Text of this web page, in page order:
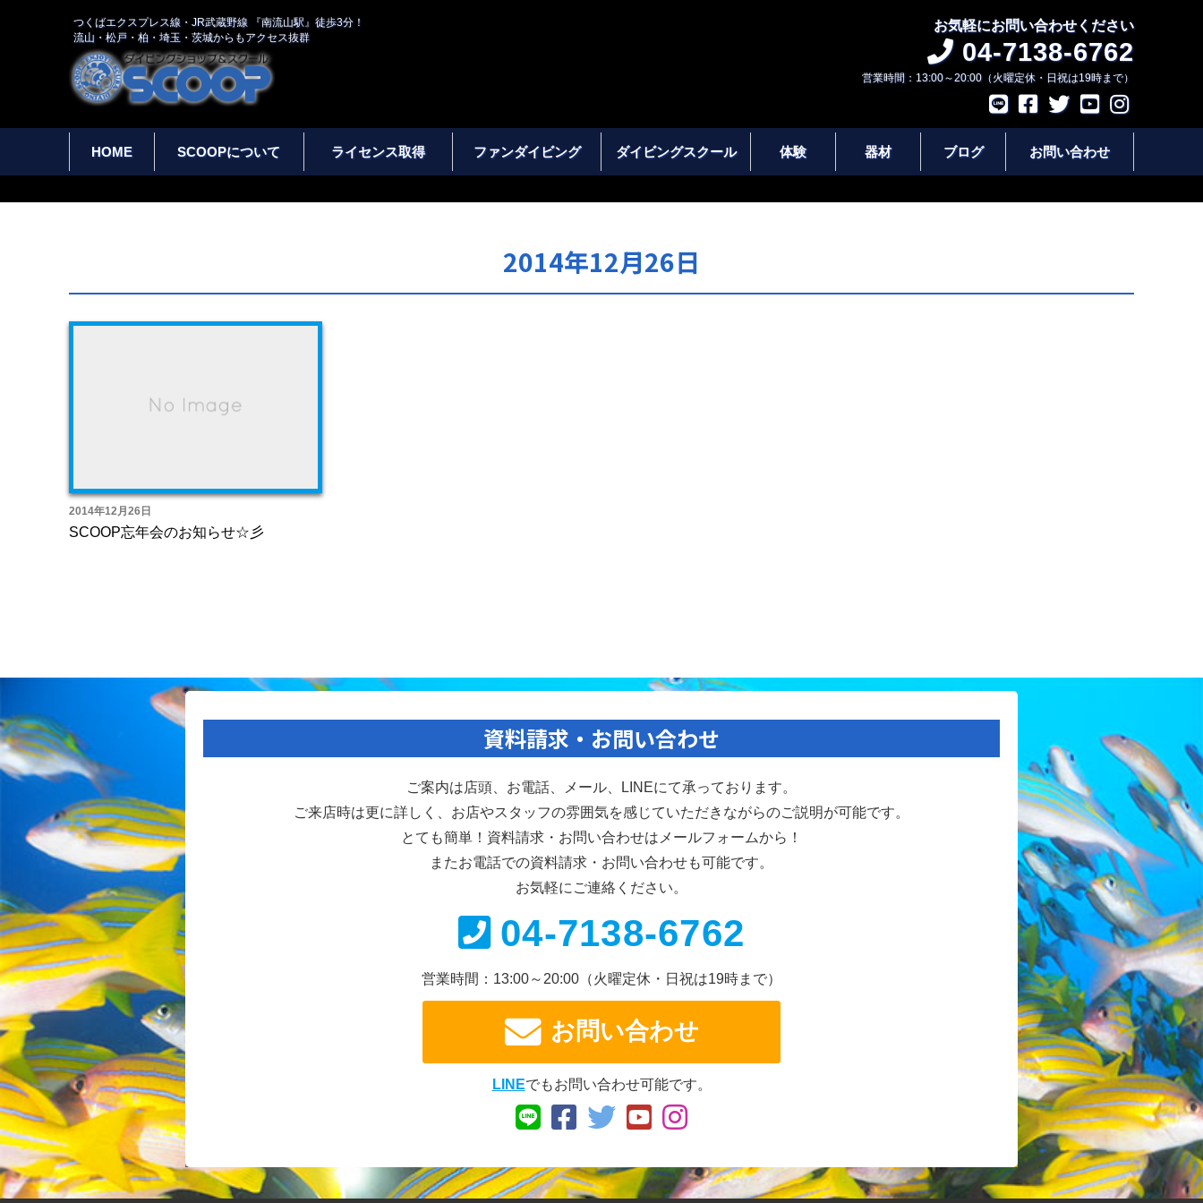
つくばエクスプレス線・JR武蔵野線 『南流山駅』徒歩3分！
流山・松戸・柏・埼玉・茨城からもアクセス抜群
お気軽にお問い合わせください
04-7138-6762
営業時間：13:00～20:00（火曜定休・日祝は19時まで）
HOME SCOOPについて ライセンス取得 ファンダイビング ダイビングスクール 体験 器材 ブログ お問い合わせ
2014年12月26日
2014年12月26日
SCOOP忘年会のお知らせ☆彡
資料請求・お問い合わせ
ご案内は店頭、お電話、メール、
LINEにて承っております。
ご来店時は更に詳しく、お店やスタッフの雰囲気を感じていただきながらのご説明が可能です。
とても簡単！資料請求・お問い合わせは メールフォームから！
またお電話での資料請求・ お問い合わせも可能です。
お気軽にご連絡ください。
04-7138-6762
営業時間：13:00～20:00 （火曜定休・日祝は19時まで）
お問い合わせ
LINEでもお問い合わせ可能です。